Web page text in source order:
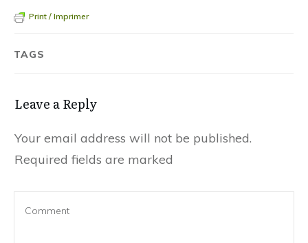
Print / Imprimer
TAGS
Leave a Reply
Your email address will not be published.
Required fields are marked